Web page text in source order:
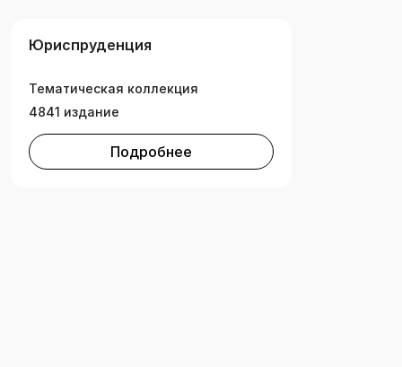
Юриспруденция
Тематическая коллекция
4841 издание
Подробнее